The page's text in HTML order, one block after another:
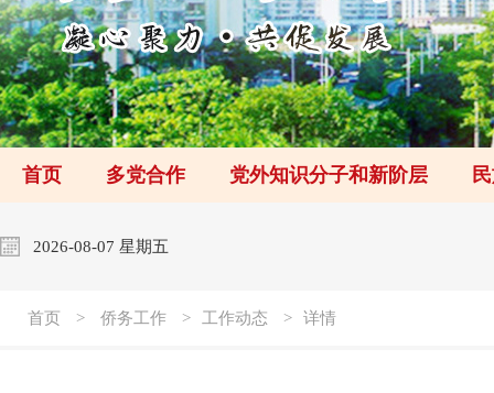
首页 多党合作 党外知识分子和新阶层
2026-08-07 星期五
首页 > 侨务工作 > 工作动态 > 详情